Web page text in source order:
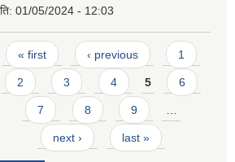
01/05/2024 - 12:03
« first ‹ previous 1
2 3 4 5 6
7 8 9 …
next › last »